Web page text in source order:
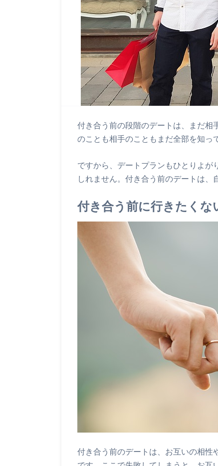
付き合う前の段階のデートは、まだ相
のことも相手のこともまだ全部を知っ
ですから、デートプランもひとりよが
しれません。付き合う前のデートは、
付き合う前に行きたくな
付き合う前のデートは、お互いの相性